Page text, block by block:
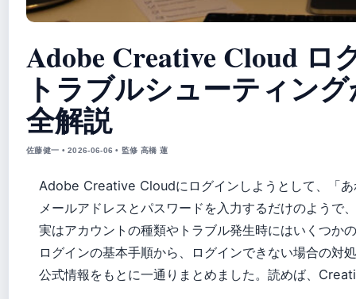
Adobe Creative Cloud ロ
トラブルシューティン
全解説
佐藤健一 • 2026-06-06 • 監修 高橋 蓮
Adobe Creative Cloudにログインしようとして、「
メールアドレスとパスワードを入力するだけのようで、
実はアカウントの種類やトラブル発生時にはいくつか
ログインの基本手順から、ログインできない場合の対
公式情報をもとに一通りまとめました。読めば、